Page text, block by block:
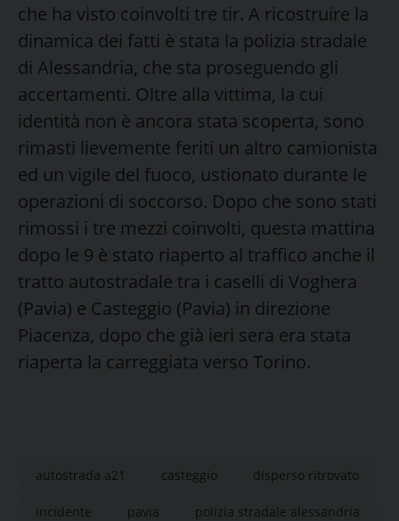
che ha visto coinvolti tre tir. A ricostruire la
dinamica dei fatti è stata la polizia stradale
di Alessandria, che sta proseguendo gli
accertamenti. Oltre alla vittima, la cui
identità non è ancora stata scoperta, sono
rimasti lievemente feriti un altro camionista
ed un vigile del fuoco, ustionato durante le
operazioni di soccorso. Dopo che sono stati
rimossi i tre mezzi coinvolti, questa mattina
dopo le 9 è stato riaperto al traffico anche il
tratto autostradale tra i caselli di Voghera
(Pavia) e Casteggio (Pavia) in direzione
Piacenza, dopo che già ieri sera era stata
riaperta la carreggiata verso Torino.
autostrada a21 casteggio disperso ritrovato
incidente pavia polizia stradale alessandria